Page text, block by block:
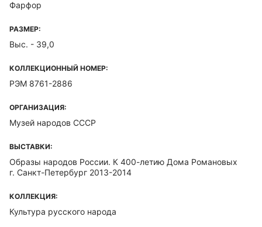
Фарфор
РАЗМЕР:
Выс. - 39,0
КОЛЛЕКЦИОННЫЙ НОМЕР:
РЭМ 8761-2886
ОРГАНИЗАЦИЯ:
Музей народов СССР
ВЫСТАВКИ:
Образы народов России. К 400-летию Дома Романовых
г. Санкт-Петербург 2013-2014
КОЛЛЕКЦИЯ:
Культура русского народа